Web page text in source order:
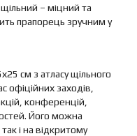
– міцний та
прапорець зручним у
см з атласу щільного
офіційних заходів,
конференцій,
Його можна
і на відкритому